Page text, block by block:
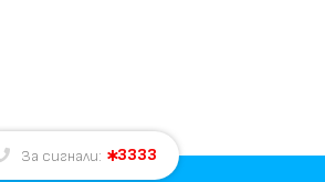
За сигнали: 3333